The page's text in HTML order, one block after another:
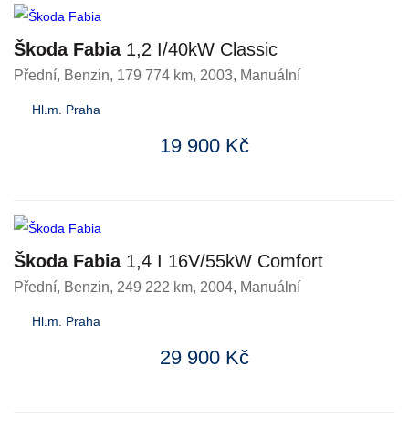
Škoda Fabia1,2 I/40kW Classic
Přední, Benzin, 179 774 km, 2003, Manuální
Hl.m. Praha
19 900 Kč
Škoda Fabia1,4 I 16V/55kW Comfort
Přední, Benzin, 249 222 km, 2004, Manuální
Hl.m. Praha
29 900 Kč